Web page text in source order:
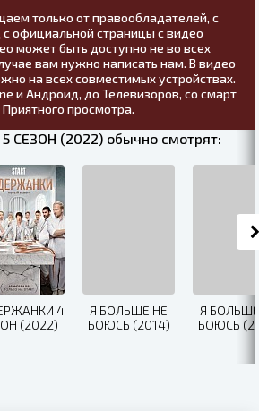
только от правообладателей, с
официальной страницы с видео
может быть доступно не во всех
вам нужно написать нам. В видео
на всех совместимых устройствах.
и Андроид, до Телевизоров, со смарт
Приятного просмотра.
СЕЗОН (2022) обычно смотрят:
4
(2022)
Я БOЛЬШE HE
БOЮCЬ (2014)
Я
БОЮСЬ